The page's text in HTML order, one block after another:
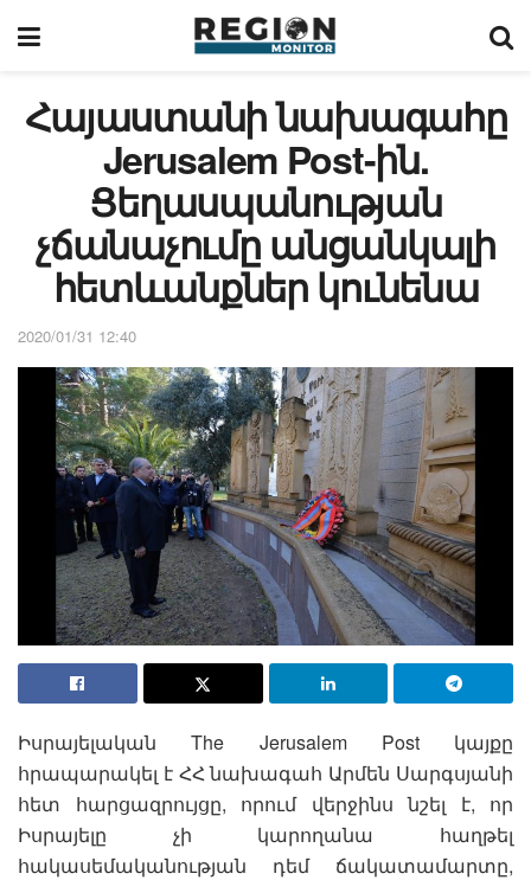
Հայաստանի նախագահը
Jerusalem Post-ին.
Ցեղասպանության
չճանաչումը անցանկալի
հետևանքներ կունենա
2020/01/31 12:40
Իսրայելական The Jerusalem Post կայքը
հրապարակել է ՀՀ նախագահ Արմեն Սարգսյանի
հետ հարցազրույցը, որում վերջինս նշել է, որ
Իսրայելը չի կարողանա հաղթել
հակասեմականության դեմ ճակատամարտը,